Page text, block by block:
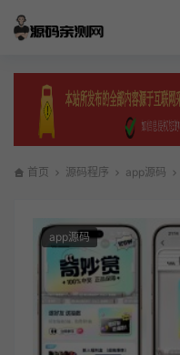
首页 源码程序 app源码
app源码